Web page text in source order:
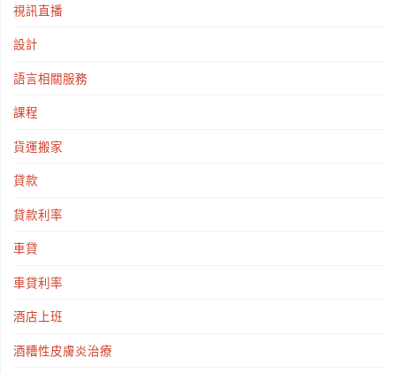
視訊直播
設計
語言相關服務
課程
貨運搬家
貸款
貸款利率
車貸
車貸利率
酒店上班
酒糟性皮膚炎治療